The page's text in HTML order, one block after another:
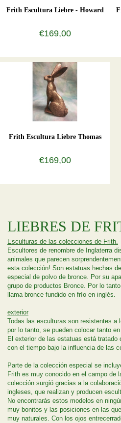
Frith Escultura Liebre - Howard
€169,00
Frith Escultura Liebre Thomas
€169,00
LIEBRES DE
Esculturas de las colecciones de Frith.
Escultores de renombre de Inglaterra
animales que parecen
esta colección! Son estatuas hechas
especial de polvo de bronce. Por su
grupo de productos Bronce. Por lo
llama bronce fundido en frío en inglés.
exterior
Todas las esculturas son resistentes a
por lo tanto, se pueden colocar tanto
El exterior de las estatuas está tratado
con el tiempo bajo la influencia de las
Parte de la colección especial se
Frith es muy conocido en el campo de
colección surgió gracias a la
ingleses, que realizan y producen
No encontrarás estos modelos en
muy bonitos y las posiciones en las
muy naturales. Con los ojos